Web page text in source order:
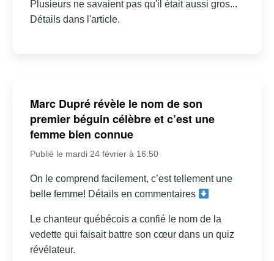
Plusieurs ne savaient pas qu'il était aussi gros...
Détails dans l'article.
Marc Dupré révèle le nom de son
premier béguin célèbre et c’est une
femme bien connue
Publié le mardi 24 février à 16:50
On le comprend facilement, c’est tellement une
belle femme! Détails en commentaires
Le chanteur québécois a confié le nom de la
vedette qui faisait battre son cœur dans un quiz
révélateur.